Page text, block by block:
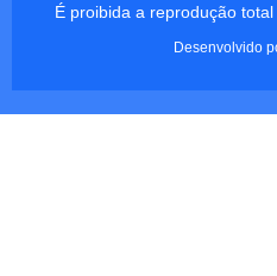
É proibida a reprodução
Desenvolvido